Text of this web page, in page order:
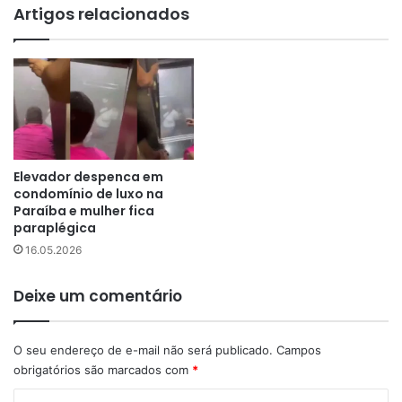
Artigos relacionados
Elevador despenca em
condomínio de luxo na
Paraíba e mulher fica
paraplégica
16.05.2026
Deixe um comentário
O seu endereço de e-mail não será publicado. Campos
obrigatórios são marcados com *